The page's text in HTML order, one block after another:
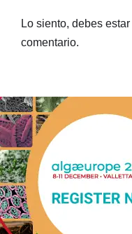
Lo siento, debes estar
comentario.